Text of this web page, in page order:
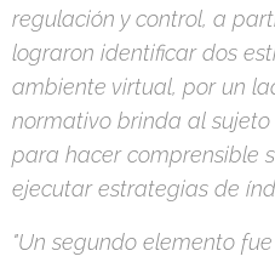
regulación y control, a
lograron identificar dos
ambiente virtual, por un
normativo brinda al
para hacer comprensible
ejecutar estrategias de
"Un segundo elemento